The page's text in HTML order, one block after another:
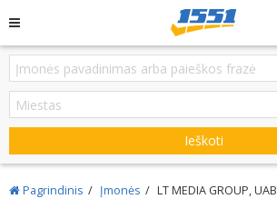
Ieškoti
Pagrindinis Įmonės LT MEDIA GROUP, UAB